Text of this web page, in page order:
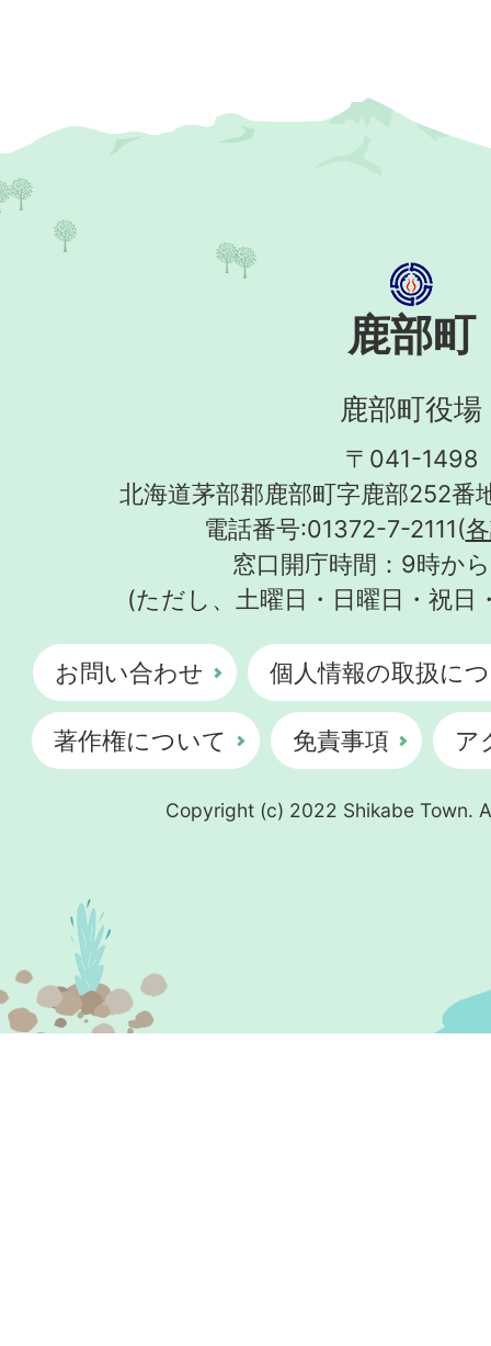
鹿部町
鹿部町役場
〒041-1498
北海道茅部郡鹿部町字鹿部252番
電話番号:01372-7-2111(
窓口開庁時間：9時か
(ただし、土曜日・日曜日・祝日
お問い合わせ 個人情報の取扱に
著作権について 免責事項 ア
Copyright (c) 2022 Shikabe Town.